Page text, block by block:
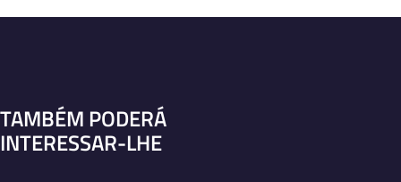
TAMBÉM PODERÁ
INTERESSAR-LHE